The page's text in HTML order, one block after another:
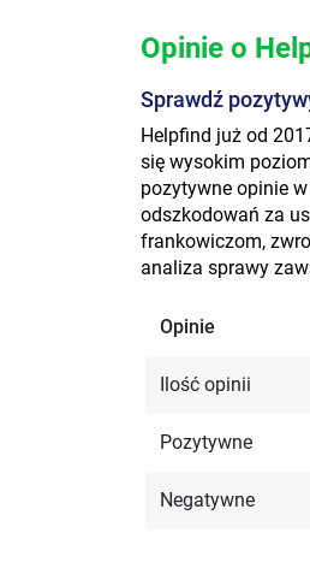
Opinie o
Sprawdź
Helpfind już od
się wysokim
pozytywne opinie
odszkodowań za
frankowiczom,
analiza sprawy
Opinie
Ilość opinii
Pozytywne
Negatywne